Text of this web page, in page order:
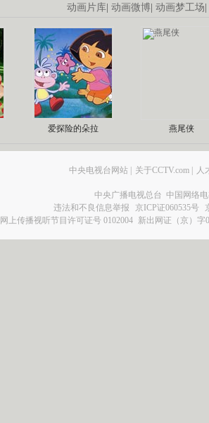
动画片库| 动画微博| 动画梦工场|
爱探险的朵拉 燕尾侠
中央电视台网站 | 关于CCTV.com | 人
中央广播电视总台 中国网络
违法和不良信息举报
京ICP证060535号
网上传播视听节目许可证号 0102004 新出网证（京）